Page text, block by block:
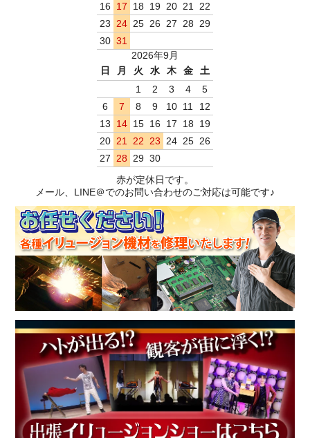
16
17 18 19 20 21 22
23 24 25 26 27 28 29
30 31
2026年9月
日
月 火 水 木 金
土
1
2 3 4
5
6
7 8 9 10 11
12
13
14 15 16 17 18
19
20 21 22 23 24 25 26
27 28 29 30
赤が定休日です。
メール、LINE＠でのお問い合わせのご対応は可能です♪